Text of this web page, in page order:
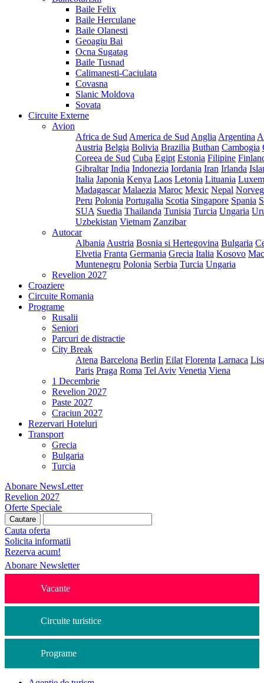
Baile Felix
Baile Herculane
Baile Olanesti
Geoagiu Bai
Ocna Sugatag
Baile Tusnad
Calimanesti-Caciulata
Covasna
Slanic Moldova
Sovata
Circuite Externe
Avion
Africa de Sud America de Sud Anglia Argentina
Austria Belgia Bolivia Brazilia Buthan Cambogia
Coreea de Sud Cuba Egipt Estonia Filipine
Gibraltar India Indonezia Iordania Iran Irlanda
Italia Japonia Kenya Laos Letonia Lituania
Madagascar Malaezia Maroc Mexic Nepal
Peru Polonia Portugalia Scotia Singapore Spania
SUA Suedia Thailanda Tunisia Turcia Ungaria
Uzbekistan Vietnam Zanzibar
Autocar
Albania Austria Bosnia si Hertegovina Bulgaria
Elvetia Franta Germania Grecia Italia Kosovo
Muntenegru Polonia Serbia Turcia Ungaria
Revelion 2027
Croaziere
Circuite Romania
Programe
Rusalii
Seniori
Parcuri de distractie
City Break
Atena Barcelona Berlin Eilat Florenta Larnaca
Paris Praga Roma Tel Aviv Venetia Viena
1 Decembrie
Revelion 2027
Paste 2027
Craciun 2027
Rezervari Hoteluri
Transport
Grecia
Bulgaria
Turcia
Abonare NewsLetter
Revelion 2027
Oferte Speciale
Cauta oferta
Solicita informatii
Rezerva acum!
Abonare Newsletter
Vacante
Circuite turistice
Programe